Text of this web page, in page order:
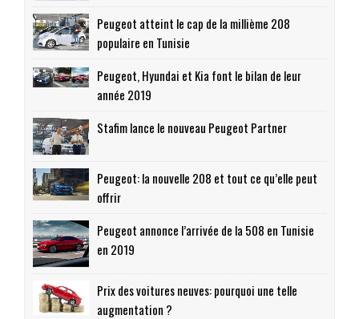
Peugeot atteint le cap de la millième 208
populaire en Tunisie
Peugeot, Hyundai et Kia font le bilan de leur
année 2019
Stafim lance le nouveau Peugeot Partner
Peugeot: la nouvelle 208 et tout ce qu’elle peut
offrir
Peugeot annonce l’arrivée de la 508 en Tunisie
en 2019
Prix des voitures neuves: pourquoi une telle
augmentation ?